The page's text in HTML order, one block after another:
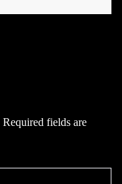
Required fields are